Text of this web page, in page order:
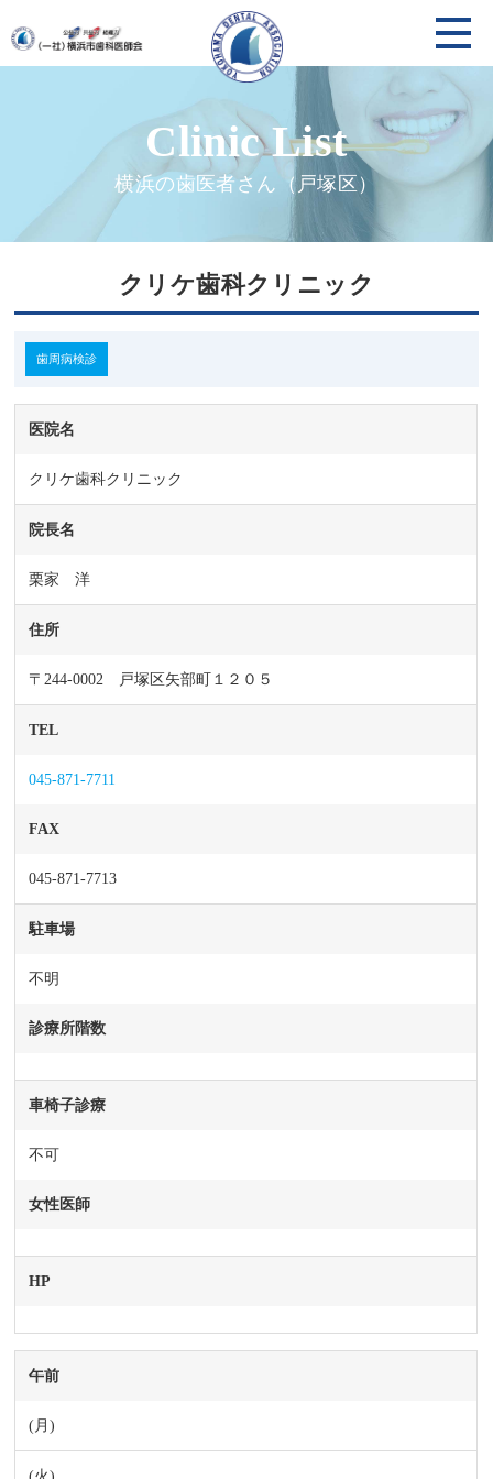
横浜の歯医者さん（戸塚区）
クリケ歯科クリニック
歯周病検診
医院名
クリケ歯科クリニック
院長名
栗家 洋
住所
〒244-0002 戸塚区矢部町１２０５
TEL
045-871-7711
FAX
045-871-7713
駐車場
不明
診療所階数
車椅子診療
不可
女性医師
HP
午前